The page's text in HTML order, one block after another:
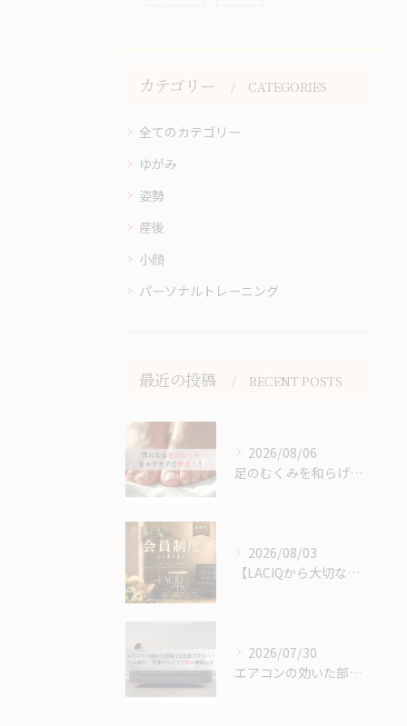
カテゴリー CATEGORIES
全てのカテゴリー
ゆがみ
姿勢
産後
小顔
パーソナルトレーニング
最近の投稿 RECENT POSTS
2026/08/06
足のむくみを和らげるセルフケア｜夕方になると脚がパンパンにな...
2026/08/03
【LACIQから大切なお知らせ】
2026/07/30
エアコンの効いた部屋で1日過ごす人へ｜その疲れ、身体の冷えと...